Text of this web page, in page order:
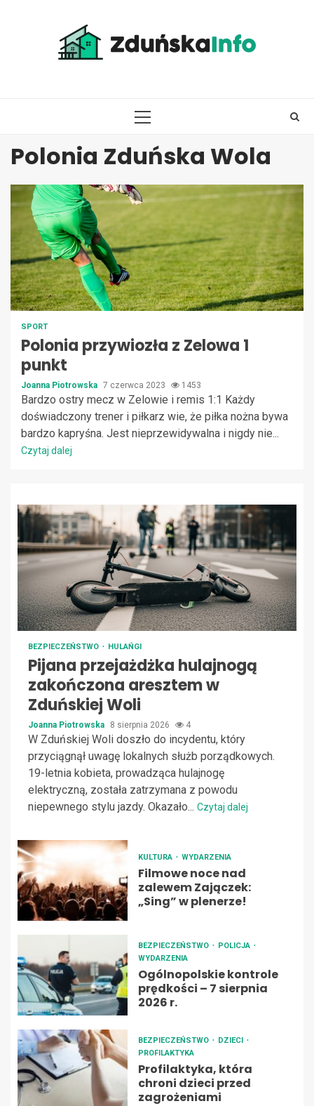
PRIMARY
Polonia Zduńska Wola
SPORT
Polonia przywiozła z Zelowa 1
punkt
Joanna Piotrowska 7 czerwca 2023 1453
Bardzo ostry mecz w Zelowie i remis 1:1 Każdy
doświadczony trener i piłkarz wie, że piłka nożna bywa
bardzo kapryśna. Jest nieprzewidywalna i nigdy nie...
Czytaj dalej
BEZPIECZEŃSTWO HULAŃGI
Pijana przejażdżka hulajnogą
zakończona aresztem w
Zduńskiej Woli
Joanna Piotrowska 8 sierpnia 2026 4
W Zduńskiej Woli doszło do incydentu, który
przyciągnął uwagę lokalnych służb porządkowych.
19-letnia kobieta, prowadząca hulajnogę
elektryczną, została zatrzymana z powodu
niepewnego stylu jazdy. Okazało... Czytaj dalej
KULTURA WYDARZENIA
Filmowe noce nad
zalewem Zajączek:
„Sing” w plenerze!
BEZPIECZEŃSTWO
POLICJA
WYDARZENIA
Ogólnopolskie kontrole
prędkości – 7 sierpnia
2026 r.
BEZPIECZEŃSTWO
DZIECI
PROFILAKTYKA
Profilaktyka, która
chroni dzieci przed
zagrożeniami